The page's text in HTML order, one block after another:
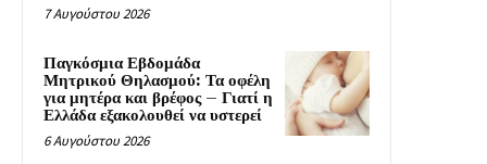
7 Αυγούστου 2026
Παγκόσμια Εβδομάδα
Μητρικού Θηλασμού: Τα οφέλη
για μητέρα και βρέφος – Γιατί η
Ελλάδα εξακολουθεί να υστερεί
6 Αυγούστου 2026